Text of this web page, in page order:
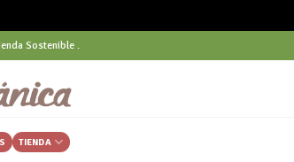
Sostenible .
TIENDA